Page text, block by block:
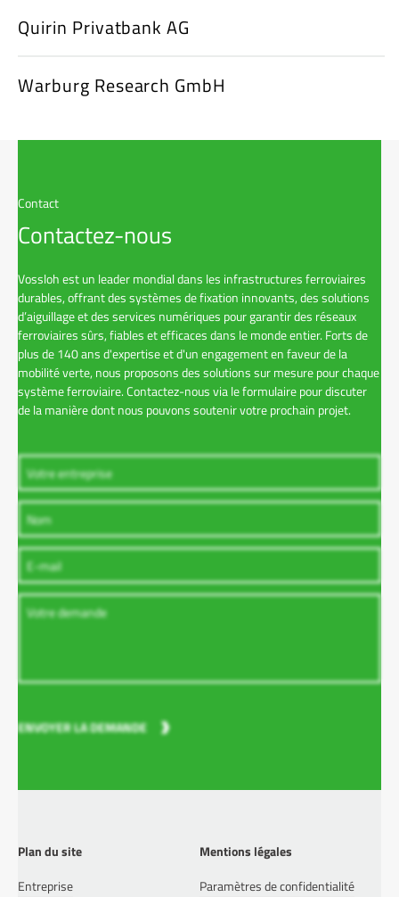
Quirin Privatbank AG
Warburg Research GmbH
Contact
Contactez-nous
Vossloh est un leader mondial dans les infrastructures ferroviaires
durables, offrant des systèmes de fixation innovants, des solutions
d’aiguillage et des services numériques pour garantir des réseaux
ferroviaires sûrs, fiables et efficaces dans le monde entier. Forts de
plus de 140 ans d'expertise et d'un engagement en faveur de la
mobilité verte, nous proposons des solutions sur mesure pour chaque
système ferroviaire. Contactez-nous via le formulaire pour discuter
de la manière dont nous pouvons soutenir votre prochain projet.
ENVOYER LA DEMANDE
Plan du site
Entreprise
Mentions légales
Paramètres de confidentialité